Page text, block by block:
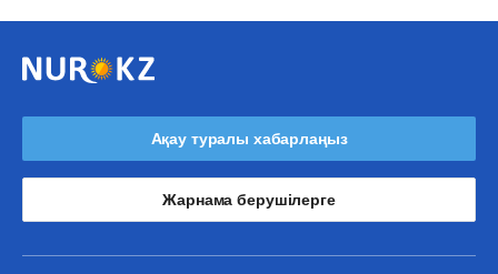
Ақау туралы хабарлаңыз
Жарнама берушілерге